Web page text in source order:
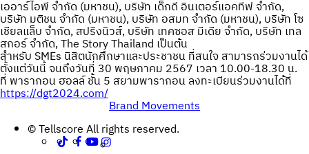
เออาร์ไอพี จำกัด (มหาชน), บริษัท เด็กดี อินเตอร์แอคทีฟ จํากัด,
บริษัท มติชน จำกัด (มหาชน), บริษัท อสมท จำกัด (มหาชน), บริษัท โซ
เชียลแล็บ จำกัด, สปริงนิวส์, บริษัท เทคซอส มีเดีย จำกัด, บริษัท เทล
สกอร์ จำกัด, The Story Thailand เป็นต้น
สำหรับ SMEs นิสิตนักศึกษาและประชาชน ที่สนใจ สามารถร่วมงานได้
ตั้งแต่วันนี้ จนถึงวันที่ 30 พฤษภาคม 2567 เวลา 10.00-18.30 น.
ที่ พารากอน ฮอลล์ ชั้น 5 สยามพารากอน ลงทะเบียนร่วมงานได้ที่
https://dgt2024.com/
Brand Movements
Post
navigation
© Tellscore All rights reserved.